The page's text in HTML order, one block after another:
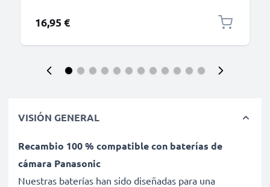
16,95 €
VISIÓN GENERAL
Recambio 100 % compatible con baterías de
cámara Panasonic
Nuestras baterías han sido diseñadas para una